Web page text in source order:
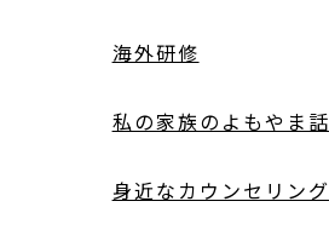
海外研修
私の家族のよもやま話
身近なカウンセリング